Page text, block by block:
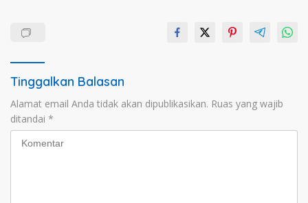
Tinggalkan Balasan
Alamat email Anda tidak akan dipublikasikan. Ruas yang wajib
ditandai *